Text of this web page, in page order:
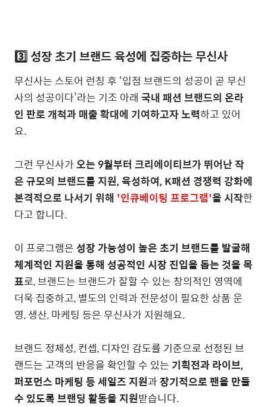
3️⃣ 성장 초기 브랜드 육성에 집중하는무신사
무신사는 스토어 런칭 후 ‘입점 브랜드의 성공이 곧 무신
사의 성공이다’라는 기조 아래 국내 패션 브랜드의 온라
인 판로 개척과 매출 확대에 기여하고자 노력하고 있어
요.
그런 무신사가오는 9월부터 크리에이티브가 뛰어난 작
은 규모의 브랜드를 지원, 육성하여, K패션 경쟁력 강화에
본격적으로 나서기 위해 '인큐베이팅 프로그램'을 시작한
다고 합니다.
이 프로그램은성장 가능성이 높은 초기 브랜드를 발굴해
체계적인 지원을 통해 성공적인 시장 진입을 돕는 것을 목
표로,브랜드는 브랜드가 잘할 수 있는 창의적인 영역에
더욱 집중하고, 별도의 인력과 전문성이 필요한 상품 운
영, 생산, 마케팅 등은 무신사가 지원해요.
브랜드 정체성, 컨셉, 디자인 감도를 기준으로 선정된 브
랜드는 고객의 반응을 확인할 수 있는 기획전과 라이브,
퍼포먼스 마케팅 등 세일즈 지원과장기적으로 팬을 만들
수 있도록 브랜딩 활동을 지원받습니다.